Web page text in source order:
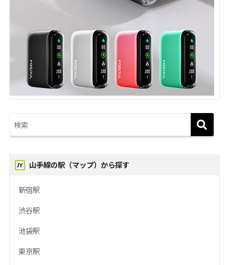
山手線の駅（マップ）から探す
新宿駅
渋谷駅
池袋駅
東京駅